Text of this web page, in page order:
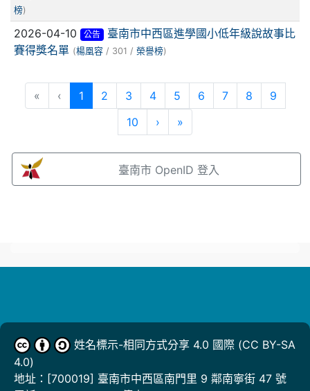
榜)
2026-04-10 公告
臺南市中西區進學國小低年級說故事比
賽得獎名單 (楊凰容 / 301 / 榮譽榜)
« ‹ 1(目前頁次)
2 3 4 5 6 7 8
9
10
›下一頁
»最後頁
臺南市 OpenID 登入
姓名標示-相同方式分享 4.0 國際 (CC BY-SA
4.0)
地址： [700019] 臺南市中西區南門里 9 鄰南寧街 47 號